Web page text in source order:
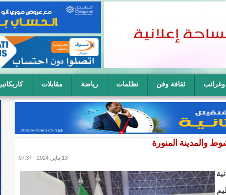
ثقافة وفن تظلمات رياضة مقابلات كاريكاتير
في آن واحد
والمدينة المنورة
13 يناير, 2024 - 07:37